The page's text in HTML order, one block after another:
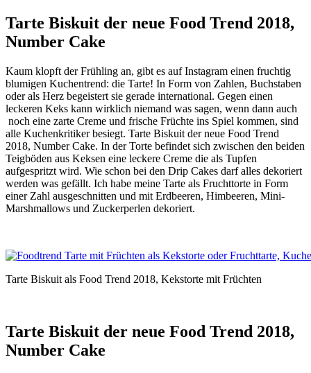
Tarte Biskuit der neue Food Trend 2018,
Number Cake
Kaum klopft der Frühling an, gibt es auf Instagram einen fruchtig
blumigen Kuchentrend: die Tarte! In Form von Zahlen, Buchstaben
oder als Herz begeistert sie gerade international. Gegen einen
leckeren Keks kann wirklich niemand was sagen, wenn dann auch
noch eine zarte Creme und frische Früchte ins Spiel kommen, sind
alle Kuchenkritiker besiegt. Tarte Biskuit der neue Food Trend
2018, Number Cake. In der Torte befindet sich zwischen den beiden
Teigböden aus Keksen eine leckere Creme die als Tupfen
aufgespritzt wird. Wie schon bei den Drip Cakes darf alles dekoriert
werden was gefällt. Ich habe meine Tarte als Fruchttorte in Form
einer Zahl ausgeschnitten und mit Erdbeeren, Himbeeren, Mini-
Marshmallows und Zuckerperlen dekoriert.
Tarte Biskuit als Food Trend 2018, Kekstorte mit Früchten
Tarte Biskuit der neue Food Trend 2018,
Number Cake